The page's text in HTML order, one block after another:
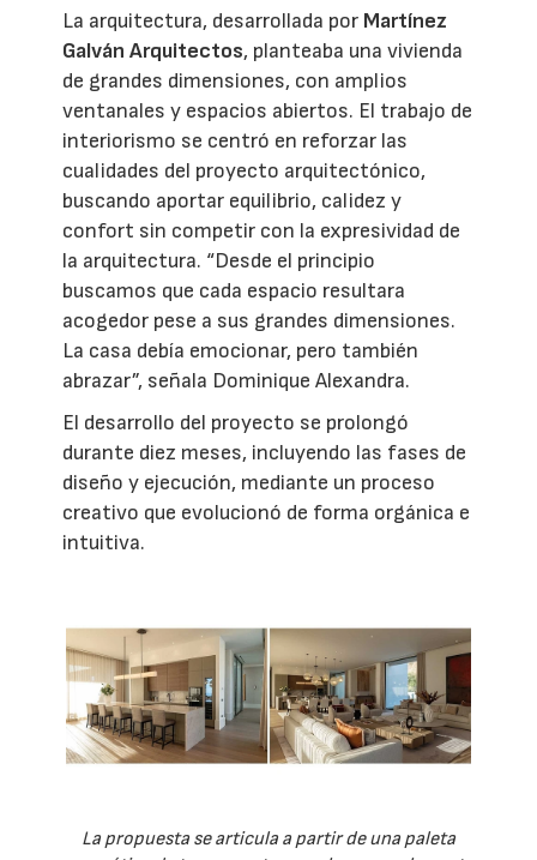
La arquitectura, desarrollada por Martínez
Galván Arquitectos, planteaba una vivienda
de grandes dimensiones, con amplios
ventanales y espacios abiertos. El trabajo de
interiorismo se centró en reforzar las
cualidades del proyecto arquitectónico,
buscando aportar equilibrio, calidez y
confort sin competir con la expresividad de
la arquitectura. “Desde el principio
buscamos que cada espacio resultara
acogedor pese a sus grandes dimensiones.
La casa debía emocionar, pero también
abrazar”, señala Dominique Alexandra.
El desarrollo del proyecto se prolongó
durante diez meses, incluyendo las fases de
diseño y ejecución, mediante un proceso
creativo que evolucionó de forma orgánica e
intuitiva.
La propuesta se articula a partir de una paleta